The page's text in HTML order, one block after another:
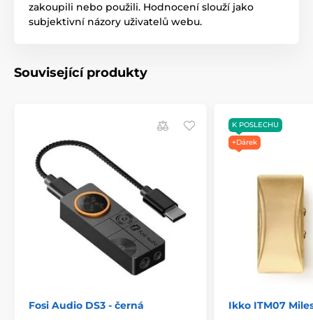
zakoupili nebo použili. Hodnocení slouží jako
subjektivní názory uživatelů webu.
Související produkty
Fosi Audio DS3 - černá
K POSLECHU
+Dárek
Ikko ITM07